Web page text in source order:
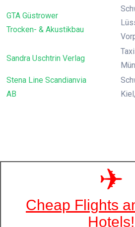
GTA Güstrower
Trocken- & Akustikbau
Sandra Uschtrin Verlag
Stena Line Scandianvia
AB